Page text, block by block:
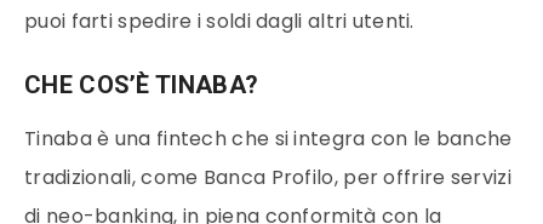
puoi farti spedire i soldi dagli altri utenti.
CHE COS’È TINABA?
Tinaba è una fintech che si integra con le banche
tradizionali, come Banca Profilo, per offrire servizi
di neo-banking, in piena conformità con la